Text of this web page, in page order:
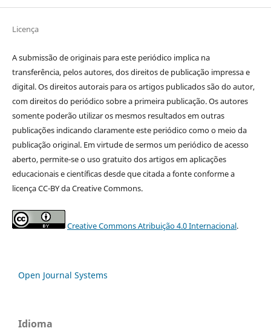
Licença
A submissão de originais para este periódico implica na
transferência, pelos autores, dos direitos de publicação impressa e
digital. Os direitos autorais para os artigos publicados são do autor,
com direitos do periódico sobre a primeira publicação. Os autores
somente poderão utilizar os mesmos resultados em outras
publicações indicando claramente este periódico como o meio da
publicação original. Em virtude de sermos um periódico de acesso
aberto, permite-se o uso gratuito dos artigos em aplicações
educacionais e científicas desde que citada a fonte conforme a
licença CC-BY da Creative Commons.
Creative Commons Atribuição 4.0 Internacional.
Open Journal Systems
Idioma